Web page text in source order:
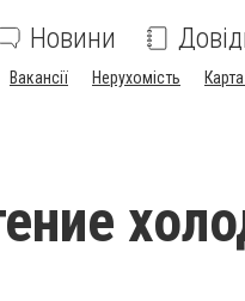
Новини
Вакансії Нерухомість